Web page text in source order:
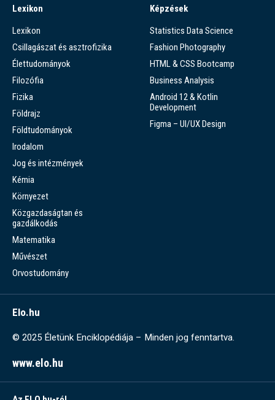
Lexikon
Lexikon
Csillagászat és asztrofizika
Élettudományok
Filozófia
Fizika
Földrajz
Földtudományok
Irodalom
Jog és intézmények
Kémia
Környezet
Közgazdaságtan és
gazdálkodás
Matematika
Művészet
Orvostudomány
Képzések
Statistics Data Science
Fashion Photography
HTML & CSS Bootcamp
Business Analysis
Android 12 & Kotlin
Development
Figma – UI/UX Design
Elo.hu
© 2025 Életünk Enciklopédiája – Minden jog fenntartva.
www.elo.hu